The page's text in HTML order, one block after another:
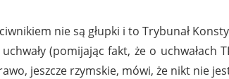
nie są głupki i to Trybunał
(pomijając fakt, że o uchwałach
jeszcze rzymskie, mówi, że nikt nie